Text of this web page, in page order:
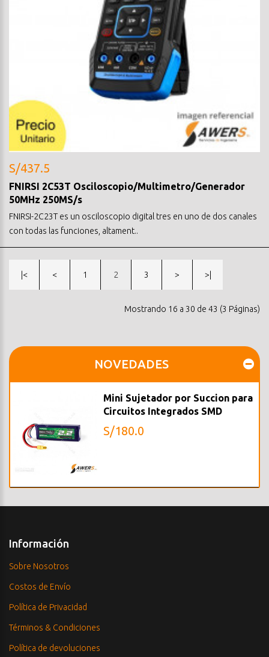
S/437.5
FNIRSI 2C53T Osciloscopio/Multimetro/Generador
50MHz 250MS/s
FNIRSI-2C23T es un osciloscopio digital tres en uno de dos canales
con todas las funciones, altament..
|< < 1 2 3 > >|
Mostrando 16 a 30 de 43 (3 Páginas)
NOVEDADES
Mini Sujetador por Succion para
Circuitos Integrados SMD
S/180.0
Información
Sobre Nosotros
Costos de Envío
Política de Privacidad
Términos & Condiciones
Política de devoluciones